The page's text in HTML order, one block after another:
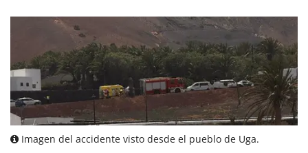
Imagen del accidente visto desde el pueblo de Uga.